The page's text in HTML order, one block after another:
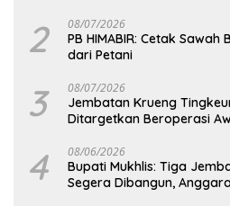
2 08/07/2026
PB HIMABIR: Cetak
dari Petani
3 08/07/2026
Jembatan Krueng
Ditargetkan Beroperasi
4 08/06/2026
Bupati Mukhlis: Tiga
Segera Dibangun,